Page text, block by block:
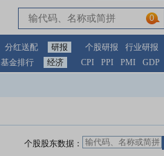
0
分红送配 研报 个股研报 行业研报
基金排行 经济 CPI PPI PMI GDP
个股股东数据：